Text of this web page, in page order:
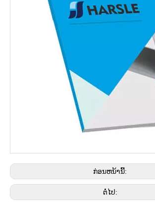
ກ່ອນຫນ້ານີ້:
ຕໍ່ໄປ: